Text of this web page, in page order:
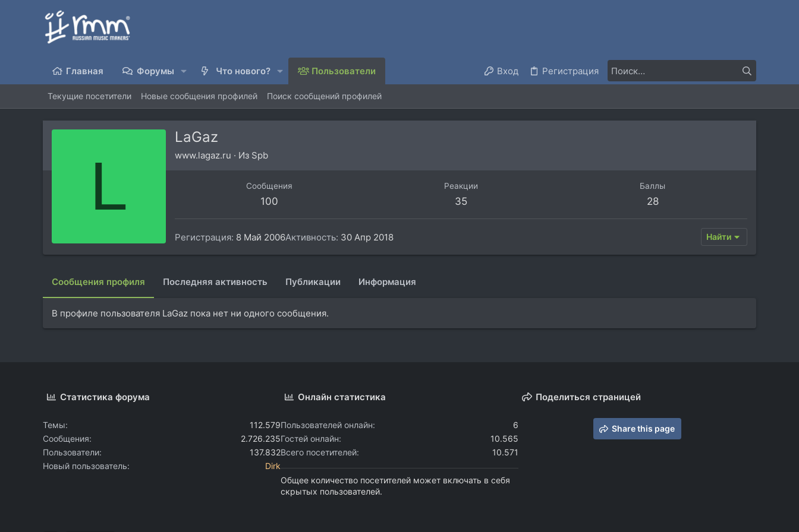
Главная Форумы Что нового? Пользователи Вход Регистрация
Текущие посетители Новые сообщения профилей Поиск сообщений профилей
L
LaGaz
www.lagaz.ru · Из Spb
Сообщения
100
Реакции
35
Баллы
28
Регистрация 8 Май 2006Активность 30 Апр 2018 Найти
Сообщения профиля Последняя активность Публикации Информация
В профиле пользователя LaGaz пока нет ни одного сообщения.
Статистика форума
Темы
112.579
Сообщения
2.726.235
Пользователи
137.832
Новый пользователь
Dirk
Онлайн статистика
Пользователей онлайн
6
Гостей онлайн
10.565
Всего посетителей
10.571
Общее количество посетителей может включать в себя
скрытых пользователей.
Поделиться страницей
Share this page